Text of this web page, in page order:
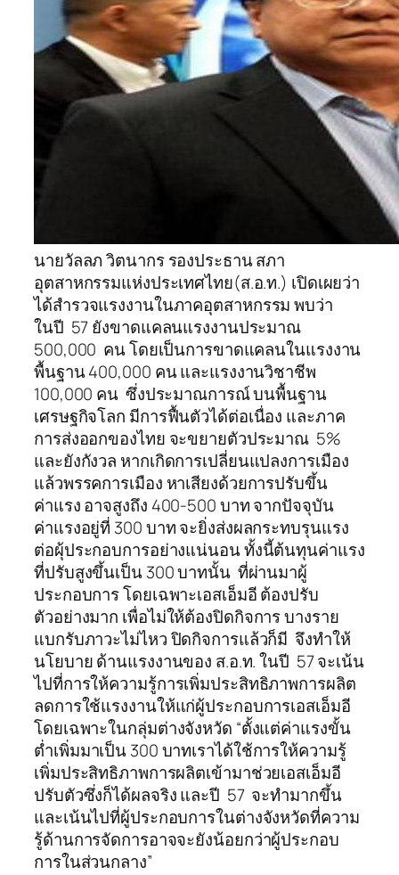
นายวัลลภ วิตนากร รองประธาน สภา
อุตสาหกรรมแห่งประเทศไทย(ส.อ.ท.) เปิดเผยว่า
ได้สำรวจแรงงานในภาคอุตสาหกรรม พบว่า
ในปี 57 ยังขาดแคลนแรงงานประมาณ
500,000 คน โดยเป็นการขาดแคลนในแรงงาน
พื้นฐาน 400,000 คน และแรงงานวิชาชีพ
100,000 คน ซึ่งประมาณการณ์ บนพื้นฐาน
เศรษฐกิจโลก มีการฟื้นตัวได้ต่อเนื่อง และภาค
การส่งออกของไทย จะขยายตัวประมาณ 5%
และยังกังวล หากเกิดการเปลี่ยนแปลงการเมือง
แล้วพรรคการเมือง หาเสียงด้วยการปรับขึ้น
ค่าแรง อาจสูงถึง 400-500 บาท จากปัจจุบัน
ค่าแรงอยู่ที่ 300 บาท จะยิ่งส่งผลกระทบรุนแรง
ต่อผุ้ประกอบการอย่างแน่นอน ทั้งนี้ต้นทุนค่าแรง
ที่ปรับสูงขึ้นเป็น 300 บาทนั้น ที่ผ่านมาผู้
ประกอบการ โดยเฉพาะเอสเอ็มอี ต้องปรับ
ตัวอย่างมาก เพื่อไม่ให้ต้องปิดกิจการ บางราย
แบกรับภาวะไม่ไหว ปิดกิจการแล้วก็มี จึงทำให้
นโยบาย ด้านแรงงานของ ส.อ.ท. ในปี 57 จะเน้น
ไปที่การให้ความรู้การเพิ่มประสิทธิภาพการผลิต
ลดการใช้แรงงานให้แก่ผู้ประกอบการเอสเอ็มอี
โดยเฉพาะในกลุ่มต่างจังหวัด “ตั้งแต่ค่าแรงขั้น
ต่ำเพิ่มมาเป็น 300 บาทเราได้ใช้การให้ความรู้
เพิ่มประสิทธิภาพการผลิตเข้ามาช่วยเอสเอ็มอี
ปรับตัวซึ่งก็ได้ผลจริง และปี 57 จะทำมากขึ้น
และเน้นไปที่ผู้ประกอบการในต่างจังหวัดที่ความ
รู้ด้านการจัดการอาจจะยังน้อยกว่าผู้ประกอบ
การในส่วนกลาง”